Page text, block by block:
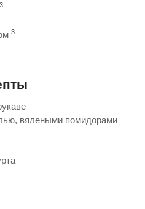
3
3
вялеными помидорами